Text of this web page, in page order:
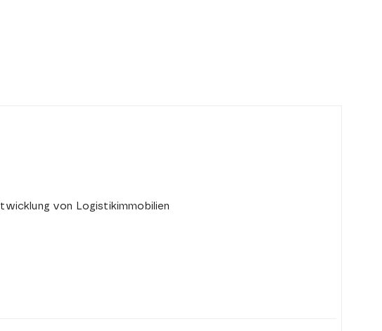
von Logistikimmobilien